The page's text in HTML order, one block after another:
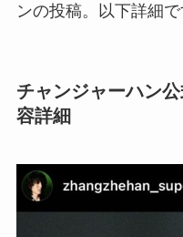
ンの投稿。以下詳細
チャンジャーハン
容詳細